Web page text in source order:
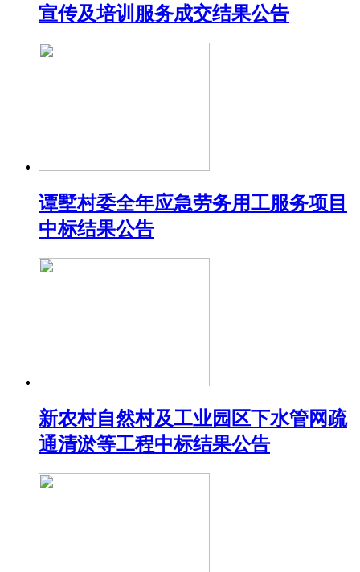
宣传及培训服务成交结果公告
谭墅村委全年应急劳务用工服务项目
中标结果公告
新农村自然村及工业园区下水管网疏
通清淤等工程中标结果公告